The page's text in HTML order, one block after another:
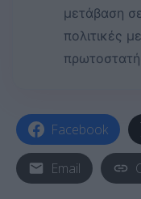
μετάβαση
πολιτικές
Facebook
Email